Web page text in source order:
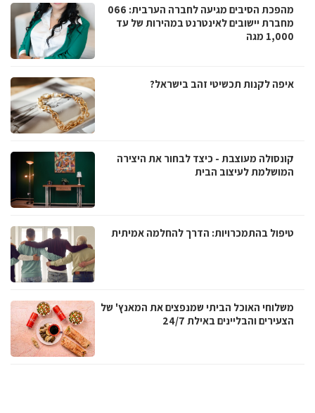
מהפכת הסיבים מגיעה לחברה הערבית: 066
מחברת יישובים לאינטרנט במהירות של עד
1,000 מגה
איפה לקנות תכשיטי זהב בישראל?
קונסולה מעוצבת - כיצד לבחור את היצירה
המושלמת לעיצוב הבית
טיפול בהתמכרויות: הדרך להחלמה אמיתית
משלוחי האוכל הביתי שמנפצים את המאנץ' של
הצעירים והבליינים באילת 24/7